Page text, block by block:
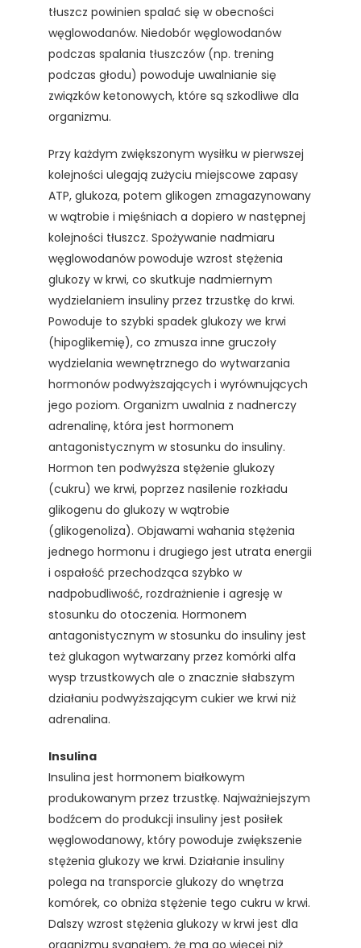
tłuszcz powinien spalać się w obecności
węglowodanów. Niedobór węglowodanów
podczas spalania tłuszczów (np. trening
podczas głodu) powoduje uwalnianie się
związków ketonowych, które są szkodliwe dla
organizmu.
Przy każdym zwiększonym wysiłku w pierwszej
kolejności ulegają zużyciu miejscowe zapasy
ATP, glukoza, potem glikogen zmagazynowany
w wątrobie i mięśniach a dopiero w następnej
kolejności tłuszcz. Spożywanie nadmiaru
węglowodanów powoduje wzrost stężenia
glukozy w krwi, co skutkuje nadmiernym
wydzielaniem insuliny przez trzustkę do krwi.
Powoduje to szybki spadek glukozy we krwi
(hipoglikemię), co zmusza inne gruczoły
wydzielania wewnętrznego do wytwarzania
hormonów podwyższających i wyrównujących
jego poziom. Organizm uwalnia z nadnerczy
adrenalinę, która jest hormonem
antagonistycznym w stosunku do insuliny.
Hormon ten podwyższa stężenie glukozy
(cukru) we krwi, poprzez nasilenie rozkładu
glikogenu do glukozy w wątrobie
(glikogenoliza). Objawami wahania stężenia
jednego hormonu i drugiego jest utrata energii
i ospałość przechodząca szybko w
nadpobudliwość, rozdrażnienie i agresję w
stosunku do otoczenia. Hormonem
antagonistycznym w stosunku do insuliny jest
też glukagon wytwarzany przez komórki alfa
wysp trzustkowych ale o znacznie słabszym
działaniu podwyższającym cukier we krwi niż
adrenalina.
Insulina
Insulina jest hormonem białkowym
produkowanym przez trzustkę. Najważniejszym
bodźcem do produkcji insuliny jest posiłek
węglowodanowy, który powoduje zwiększenie
stężenia glukozy we krwi. Działanie insuliny
polega na transporcie glukozy do wnętrza
komórek, co obniża stężenie tego cukru w krwi.
Dalszy wzrost stężenia glukozy w krwi jest dla
organizmu sygnałem, że ma go więcej niż